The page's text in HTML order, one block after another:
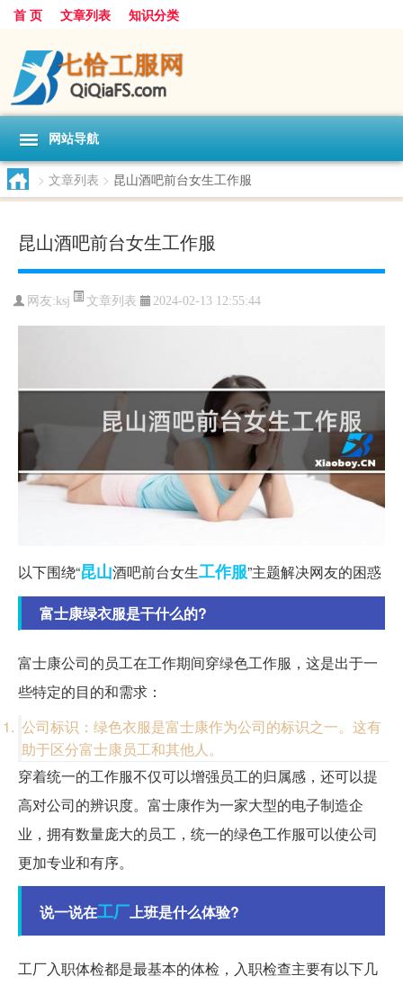
首 页 文章列表 知识分类
网站导航
> 文章列表 > 昆山酒吧前台女生工作服
昆山酒吧前台女生工作服
网友: ksj 文章列表 2024-02-13 12:55:44
以下围绕“昆山酒吧前台女生工作服”主题解决网友的困惑
富士康绿衣服是干什么的?
富士康公司的员工在工作期间穿绿色工作服，这是出于一
些特定的目的和需求：
公司标识：绿色衣服是富士康作为公司的标识之一。这有
助于区分富士康员工和其他人。
穿着统一的工作服不仅可以增强员工的归属感，还可以提
高对公司的辨识度。富士康作为一家大型的电子制造企
业，拥有数量庞大的员工，统一的绿色工作服可以使公司
更加专业和有序。
说一说在工厂 上班是什么体验?
工厂入职体检都是最基本的体检，入职检查主要有以下几